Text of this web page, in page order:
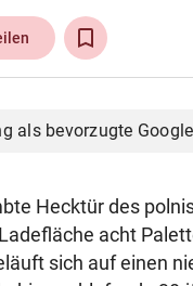
als bevorzugte
Hecktür des
acht
sich auf einen